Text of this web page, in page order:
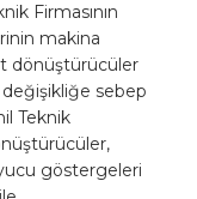
Firmasının
makina
dönüştürücüler
sebep
Teknik
göstergeleri